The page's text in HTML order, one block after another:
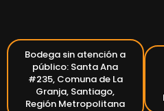
Bodega sin atención a
público: Santa Ana
#235, Comuna de La
Granja, Santiago,
Región Metropolitana